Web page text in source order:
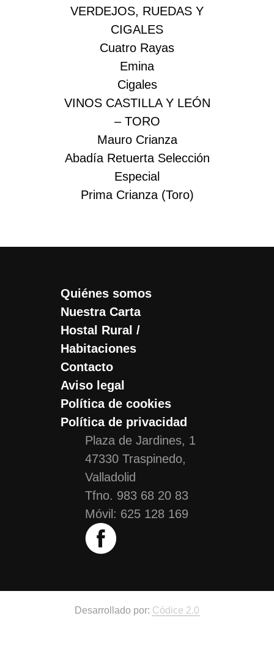
VERDEJOS, RUEDAS Y
CIGALES
Cuatro Rayas
Emina
Cigales
VINOS CASTILLA Y LEÓN
– TORO
Mauro Crianza
Abadía Retuerta Selección
Especial
Prima Crianza (Toro)
Quiénes somos
Nuestra Carta
Hostal Rural /
Habitaciones
Contacto
Aviso legal
Política de cookies
Política de privacidad
Plaza de Jardines, 1
47330 Traspinedo,
Valladolid
Tfno. 983 68 20 83
Móvil: 625 128 169
Desarrollado por: Códice 2.0